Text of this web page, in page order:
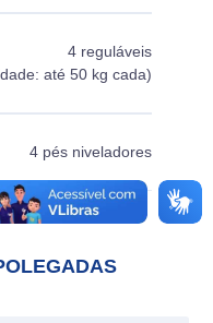
4 reguláveis
até 50 kg cada)
4 pés niveladores